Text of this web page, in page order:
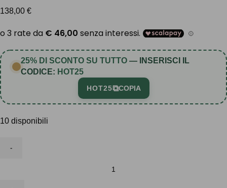
138,00 €
25% DI SCONTO SU TUTTO — INSERISCI IL
CODICE: HOT25
HOT25⧉COPIA
10 disponibili